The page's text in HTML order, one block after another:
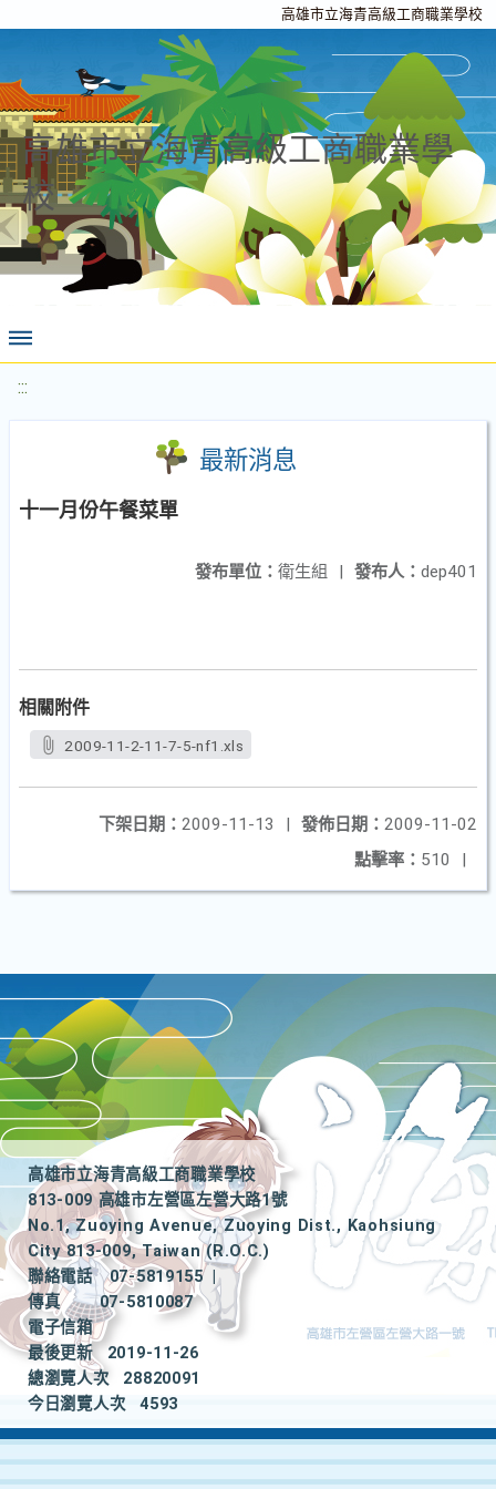
高雄市立海青高級工商職業學校
高雄市立海青高級工商職業學
校
:::
最新消息
十一月份午餐菜單
發布人： dep401
發布單位： 衛生組 |
相關附件
2009-11-2-11-7-5-nf1.xls
發佈日期： 2009-11-02
下架日期： 2009-11-13
|
點擊率： 510 |
高雄市立海青高級工商職業學校
813-009 高雄市左營區左營大路1號
No.1, Zuoying Avenue, Zuoying Dist., Kaohsiung
City 813-009, Taiwan (R.O.C.)
聯絡電話
07-5819155
|
傳真
07-5810087
電子信箱
最後更新
2019-11-26
總瀏覽人次
28820091
今日瀏覽人次
4593